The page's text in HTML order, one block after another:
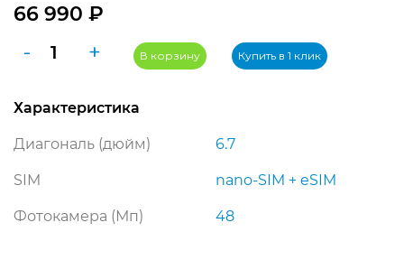
66 990 ₽
-
Количество
iPhone
Plus
+ В корзину Купить в 1 клик
Характеристика
Диагональ (дюйм) 6.7
SIM nano-SIM + eSIM
Фотокамера (Мп) 48